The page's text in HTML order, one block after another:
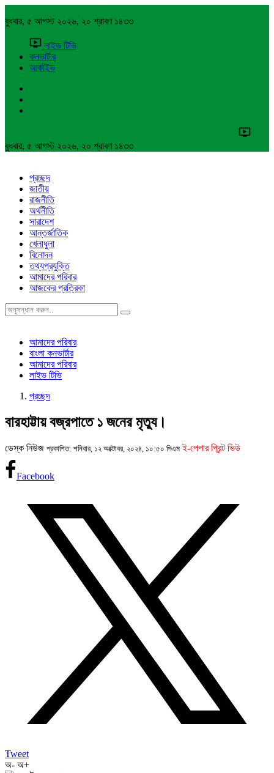
বুধবার, ৫ আগস্ট ২০২৬, ২০ শ্রাবণ ১৪৩৩
লাইভ টিভি
কনভার্টার
আর্কাইভ
বুধবার, ৫ আগস্ট ২০২৬, ২০ শ্রাবণ ১৪৩৩
প্রচ্ছদ
জাতীয়
রাজনীতি
অর্থনীতি
সারাদেশ
আন্তর্জাতিক
খেলাধুলা
বিনোদন
তথ্যপ্রযুক্তি
আমাদের পরিবার
আজকের প্রত্রিকা
আমাদের পরিবার
বাংলা কনভার্টার
আমাদের পরিবার
লাইভ টিভি
প্রচ্ছদ
বারহাট্টায় বজ্রপাতে ১ জনের মৃত্যু।
ডেস্ক নিউজ প্রকাশিত: শনিবার, ১২ অক্টোবর, ২০২৪, ১০:৫০ পিএম ই-পেপার প্রিন্ট ভিউ
Facebook
Tweet
অ- অ+